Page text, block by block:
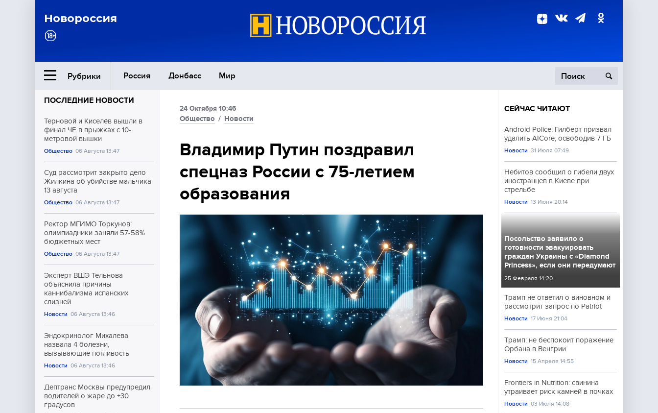
Новороссия
Рубрики Россия Донбасс Мир
Ближний Восток Политика
Общество
Экономика
Происшествия
Культура
Спорт
ПОСЛЕДНИЕ НОВОСТИ
Терновой и Киселёв вышли в
финал ЧЕ в прыжках с 10-
метровой вышки
Общество 06 Августа 13:47
Суд рассмотрит закрыто дело
Жилкина об убийстве мальчика
13 августа
Общество 06 Августа 13:47
Ректор МГИМО Торкунов:
олимпиадники заняли 57-58%
бюджетных мест
Общество 06 Августа 13:47
Эксперт ВШЭ Тельнова
объяснила причины
каннибализма испанских
слизней
Новости 06 Августа 13:46
Эндокринолог Михалева
назвала 4 болезни,
вызывающие потливость
Новости 06 Августа 13:46
Дептранс Москвы предупредил
водителей о жаре до +30
градусов
24 Октября 10:46
Общество / Новости
Владимир Путин поздравил
спецназ России с 75-летием
образования
СЕЙЧАС ЧИТАЮТ
Android Police: Гилберт призвал
удалить AICore, освободив 7 ГБ
Новости 31 Июля 07:49
Небитов сообщил о гибели двух
иностранцев в Киеве при
стрельбе
Новости 13 Июня 20:14
Посольство заявило о
готовности эвакуировать
граждан Украины с «Diamond
Princess», если они передумают
25 Февраля 14:20
Трамп не ответил о виновном и
рассмотрит запрос по Patriot
Новости 17 Июня 21:04
Трамп: не беспокоит поражение
Орбана в Венгрии
Новости 15 Апреля 14:55
Frontiers in Nutrition: свинина
утраивает риск камней в почках
Новости 03 Июля 14:08